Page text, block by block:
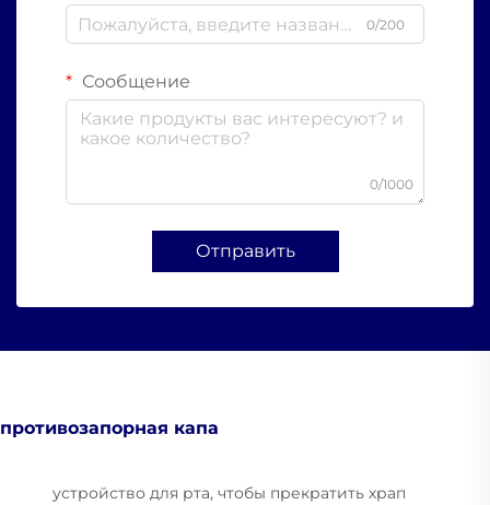
0/200
Сообщение
0/1000
Отправить
противозапорная капа
устройство для рта, чтобы прекратить храп